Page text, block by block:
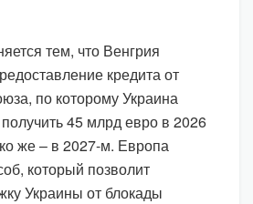
тем, что Венгрия
кредита от
по которому Украина
45 млрд евро в 2026
же – в 2027-м. Европа
который позволит
Украины от блокады